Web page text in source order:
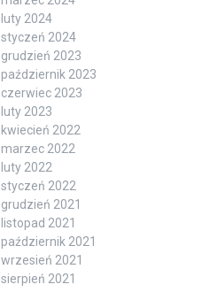
luty 2024
styczeń 2024
grudzień 2023
październik 2023
czerwiec 2023
luty 2023
kwiecień 2022
marzec 2022
luty 2022
styczeń 2022
grudzień 2021
listopad 2021
październik 2021
wrzesień 2021
sierpień 2021